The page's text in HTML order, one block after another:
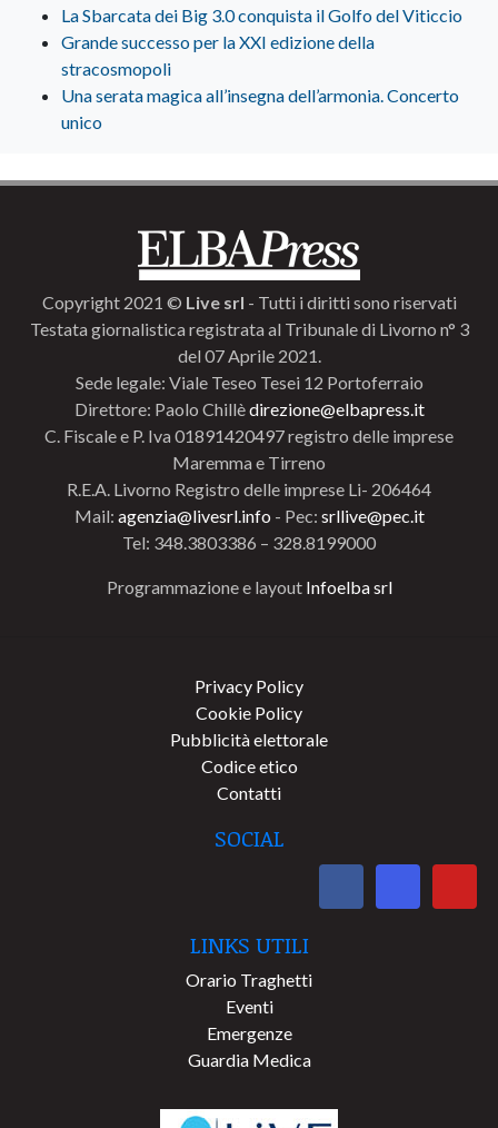
La Sbarcata dei Big 3.0 conquista il Golfo del Viticcio
Grande successo per la XXI edizione della
stracosmopoli
Una serata magica all’insegna dell’armonia. Concerto
unico
Copyright 2021 © Live srl - Tutti i diritti sono riservati
Testata giornalistica registrata al Tribunale di Livorno n° 3
del 07 Aprile 2021.
Sede legale: Viale Teseo Tesei 12 Portoferraio
Direttore: Paolo Chillèdirezione@elbapress.it
C. Fiscale e P. Iva 01891420497 registro delle imprese
Maremma e Tirreno
R.E.A. Livorno Registro delle imprese Li- 206464
Mail: agenzia@livesrl.info - Pec: srllive@pec.it
Tel: 348.3803386 – 328.8199000
Programmazione e layout Infoelba srl
Privacy Policy
Cookie Policy
Pubblicità elettorale
Codice etico
Contatti
SOCIAL
LINKS UTILI
Orario Traghetti
Eventi
Emergenze
Guardia Medica